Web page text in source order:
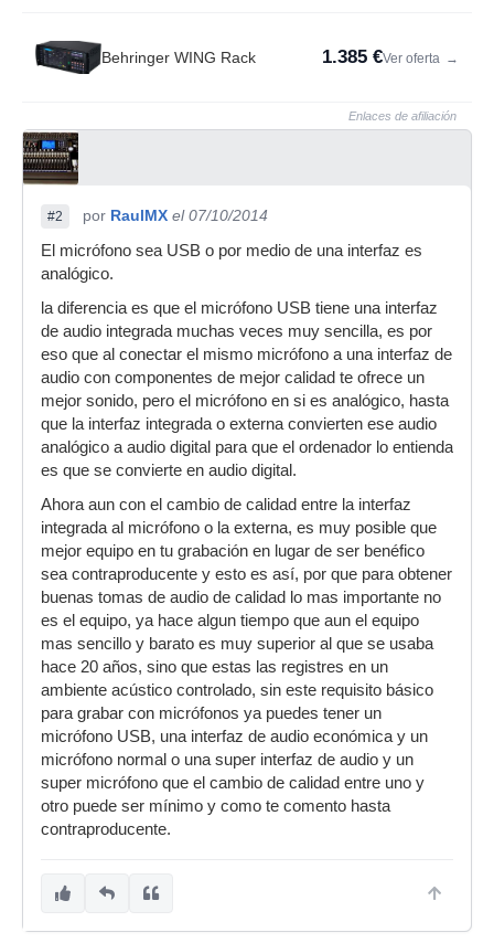
Behringer WING Rack 1.385 €Ver oferta →
Enlaces de afiliación
#2 por RaulMX el 07/10/2014
El micrófono sea USB o por medio de una interfaz es
analógico.
la diferencia es que el micrófono USB tiene una interfaz
de audio integrada muchas veces muy sencilla, es por
eso que al conectar el mismo micrófono a una interfaz de
audio con componentes de mejor calidad te ofrece un
mejor sonido, pero el micrófono en si es analógico, hasta
que la interfaz integrada o externa convierten ese audio
analógico a audio digital para que el ordenador lo entienda
es que se convierte en audio digital.
Ahora aun con el cambio de calidad entre la interfaz
integrada al micrófono o la externa, es muy posible que
mejor equipo en tu grabación en lugar de ser benéfico
sea contraproducente y esto es así, por que para obtener
buenas tomas de audio de calidad lo mas importante no
es el equipo, ya hace algun tiempo que aun el equipo
mas sencillo y barato es muy superior al que se usaba
hace 20 años, sino que estas las registres en un
ambiente acústico controlado, sin este requisito básico
para grabar con micrófonos ya puedes tener un
micrófono USB, una interfaz de audio económica y un
micrófono normal o una super interfaz de audio y un
super micrófono que el cambio de calidad entre uno y
otro puede ser mínimo y como te comento hasta
contraproducente.